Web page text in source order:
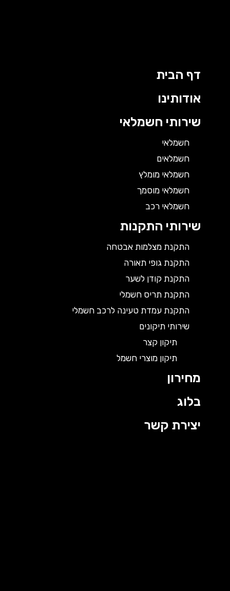
דף הבית
אודותינו
שירותי חשמלאי
חשמלאי
חשמלאים
חשמלאי מומלץ
חשמלאי מוסמך
חשמלאי רכב
שירותי התקנות
התקנת מצלמות אבטחה
התקנת גופי תאורה
התקנת קודן לשער
התקנת תריס חשמלי
התקנת עמדת טעינה לרכב חשמלי
שירותי תיקונים
תיקון קצר
תיקון מוצרי חשמל
מחירון
בלוג
יצירת קשר